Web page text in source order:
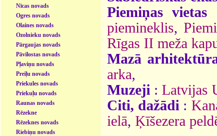
Nīcas novads
Ogres novads
Olaines novads
Ozolnieku novads
Pārgaujas novads
Pāvilostas novads
Pļaviņu novads
Preiļu novads
Priekules novads
Priekuļu novads
Raunas novads
Rēzekne
Rēzeknes novads
Riebiņu novads
Piemiņas vietas
piemineklis,
Rīgas II meža
Mazā
arka,
Muzeji : Latvijas
Citi, dažādi :
ielā, Ķīšezera